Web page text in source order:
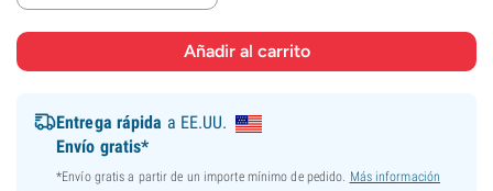
Entrega rápida a EE.UU.
Envío gratis*
*Envío gratis a partir de un importe mínimo de pedido. Más información